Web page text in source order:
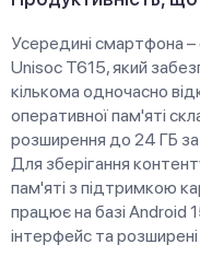
Усередині смартфона
Unisoc T615, який
кількома одночасно
оперативної пам'яті
розширення до 24 ГБ за
Для зберігання
пам'яті з підтримкою
працює на базі Android
інтерфейс та розширені